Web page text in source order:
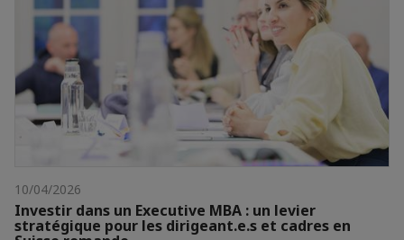
10/04/2026
Investir dans un Executive MBA : un levier
stratégique pour les dirigeant.e.s et cadres en